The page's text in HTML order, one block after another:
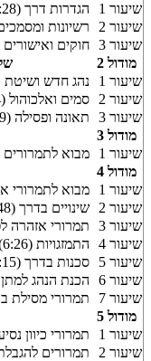
שיעור 1
הגדרות דרך (13:28)
שיעור 2
רשיונות ומסמכים
שיעור 3
חוקים ואישורים
מודול 2
שיעור 1
נהג חדש ושיטת
שיעור 2
סמים ואלכוהול (4:44)
שיעור 3
תאונה ופסילה (5:59)
מודול 3
שיעור 1
מבוא לתמרורים
מודול 4
שיעור 1
מבוא לתמרורי
שיעור 2
שינויים בדרך (10:48)
שיעור 3
תמרורי אזהרה
שיעור 4
התמזגויות (6:26)
שיעור 5
סכנות בדרך (4:15)
שיעור 6
הכנת הנהג למתן
שיעור 7
תמרורי מסילת ברזל
מודול 5
שיעור 1
תמרורי כיוון נסיעה
שיעור 2
תמרורים להגבלת